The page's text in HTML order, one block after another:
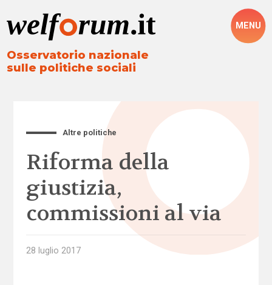
Osservatorio nazionale
sulle politiche sociali
MENU
Altre politiche
Riforma della
giustizia,
commissioni al via
28 luglio 2017